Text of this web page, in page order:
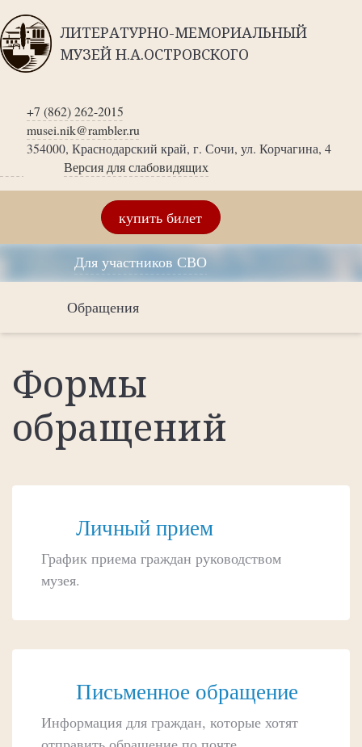
ЛИТЕРАТУРНО-МЕМОРИАЛЬНЫЙ
МУЗЕЙ Н.А.ОСТРОВСКОГО
+7 (862) 262-2015
musei.nik@rambler.ru
354000, Краснодарский край, г. Сочи, ул. Корчагина, 4
Версия для слабовидящих
купить билет
Для участников СВО
Обращения
Формы
обращений
Личный прием
График приема граждан руководством
музея.
Письменное обращение
Информация для граждан, которые хотят